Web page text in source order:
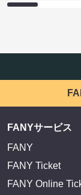
FANYサービス
FANY
FANY Ticket
FANY Online